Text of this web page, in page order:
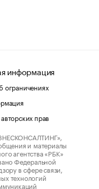
информация
ограничениях
прав
и материалы
агентства «РБК»
Федеральной
в сфере связи,
технологий